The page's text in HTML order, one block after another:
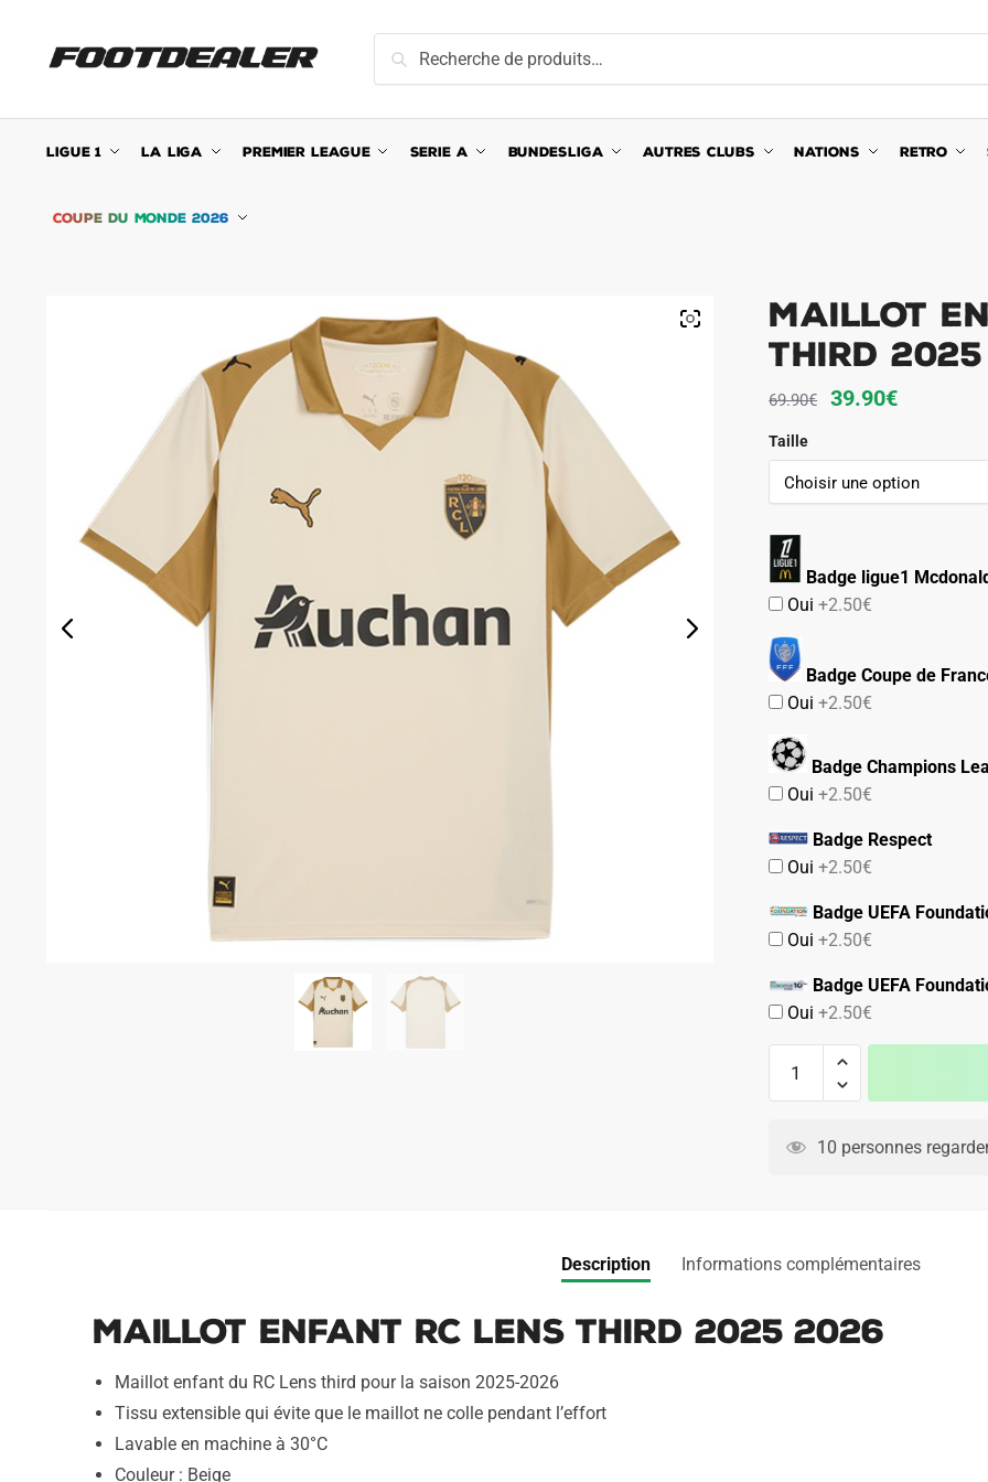
navigation
content
pour :
Recherche
LIGUE 1 LA LIGA PREMIER LEAGUE SERIE A BUNDESLIGA AUTRES CLUBS NATIONS RETRO
COUPE DU MONDE 2026
Maillot
Third 2025
69.90€
Le
initial
était :
39.90€Le
actuel
est :
Taille
Badge ligue1
Oui+2.50€
Badge Coupe de
Oui+2.50€
Badge Champions
Oui+2.50€
Badge Respect
Oui+2.50€
Badge UEFA
Oui+2.50€
Badge UEFA
Oui+2.50€
Enfant10 personnes
Description Informations complémentaires
Maillot Enfant RC Lens Third 2025 2026
Maillot enfant du RC Lens third pour la saison 2025-2026
Tissu extensible qui évite que le maillot ne colle pendant l’effort
Lavable en machine à 30°C
Couleur : Beige